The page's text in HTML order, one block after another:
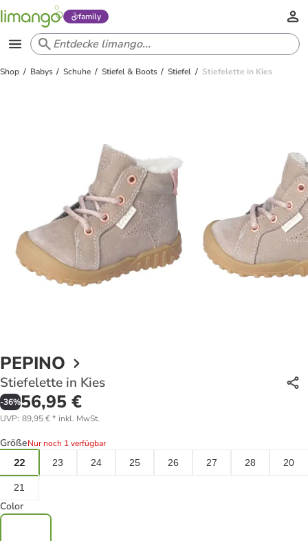
family
Shop Babys Schuhe Stiefel & Boots Stiefel Stiefelette in Kies
PEPINO
Stiefelette in Kies
-36%56,95 €
UVP: 89,95 €* inkl. MwSt.
GrößeNur noch 1 verfügbar
22
23 24 25 26 27 28 20
21
Color